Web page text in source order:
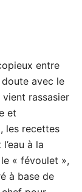
entre
doute avec le
vient rassasier
et
, les recettes
à la
« févoulet »,
à base de